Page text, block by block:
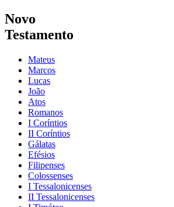
Novo
Testamento
Mateus
Marcos
Lucas
João
Atos
Romanos
I Coríntios
II Coríntios
Gálatas
Efésios
Filipenses
Colossenses
I Tessalonicenses
II Tessalonicenses